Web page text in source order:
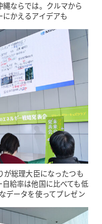
ならでは。クルマから
かえるアイデアも
が総理大臣になったつも
給率は他国に比べても低
データを使ってプレゼン